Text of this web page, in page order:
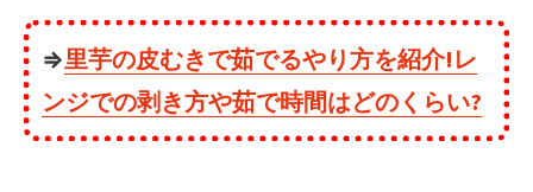
⇒里芋の皮むきで茹でるやり方を紹介!レ
ンジでの剥き方や茹で時間はどのくらい?